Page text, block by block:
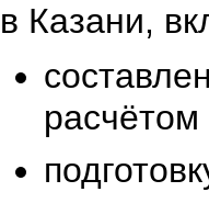
в Казани,
расчётом